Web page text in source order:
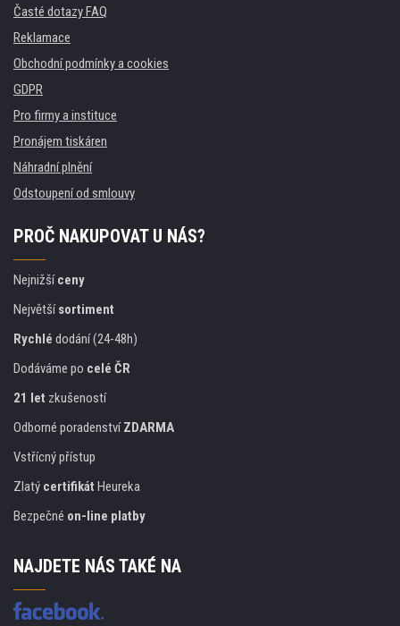
Časté dotazy FAQ
Reklamace
Obchodní podmínky a cookies
GDPR
Pro firmy a instituce
Pronájem tiskáren
Náhradní plnění
Odstoupení od smlouvy
PROČ NAKUPOVAT U NÁS?
Nejnižšíceny
Největšísortiment
Rychlé dodání (24-48h)
Dodáváme po celé ČR
21 let zkušeností
Odborné poradenstvíZDARMA
Vstřícný přístup
Zlatý certifikát Heureka
Bezpečné on-line platby
NAJDETE NÁS TAKÉ NA